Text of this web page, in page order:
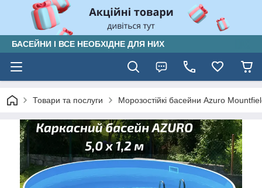
БАСЕЙНИ І ВСЕ НЕОБХІДНЕ ДЛЯ НИХ
Товари та послуги Морозостійкі басейни Azuro